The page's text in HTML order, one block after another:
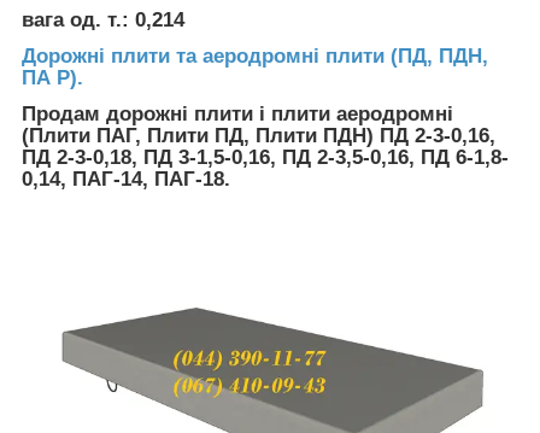
вага од. т.: 0,214
Дорожні плити та аеродромні плити (ПД, ПДН,
ПА Р).
Продам дорожні плити і плити аеродромні
(Плити ПАГ, Плити ПД, Плити ПДН) ПД 2-3-0,16,
ПД 2-3-0,18, ПД 3-1,5-0,16, ПД 2-3,5-0,16, ПД 6-1,8-
0,14, ПАГ-14, ПАГ-18.